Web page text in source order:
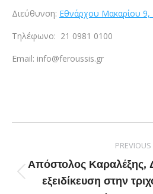
Διεύθυνση: Εθνάρχου Μακαρίου 9,
Τηλέφωνο: 21 0981 0100
Email: info@feroussis.gr
PREVIOUS
Απόστολος Καραλέξης,
εξειδίκευση στην